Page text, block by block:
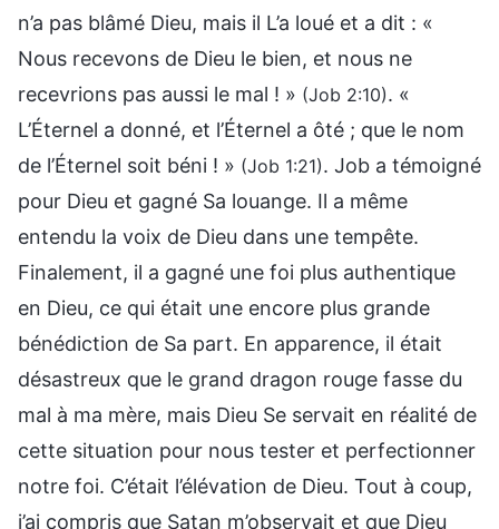
n’a pas blâmé Dieu, mais il L’a loué et a dit : «
Nous recevons de Dieu le bien, et nous ne
recevrions pas aussi le mal ! » (Job 2:10). «
L’Éternel a donné, et l’Éternel a ôté ; que le nom
de l’Éternel soit béni ! » (Job 1:21). Job a témoigné
pour Dieu et gagné Sa louange. Il a même
entendu la voix de Dieu dans une tempête.
Finalement, il a gagné une foi plus authentique
en Dieu, ce qui était une encore plus grande
bénédiction de Sa part. En apparence, il était
désastreux que le grand dragon rouge fasse du
mal à ma mère, mais Dieu Se servait en réalité de
cette situation pour nous tester et perfectionner
notre foi. C’était l’élévation de Dieu. Tout à coup,
j’ai compris que Satan m’observait et que Dieu